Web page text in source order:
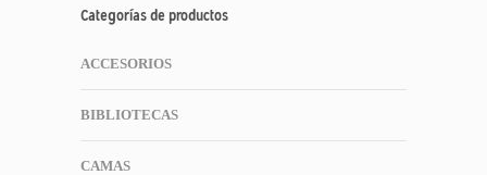
Categorías de productos
ACCESORIOS
BIBLIOTECAS
CAMAS